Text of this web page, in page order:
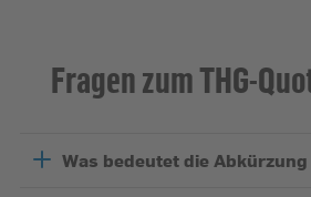
Fragen zum THG-
Was bedeutet die Abkürzung